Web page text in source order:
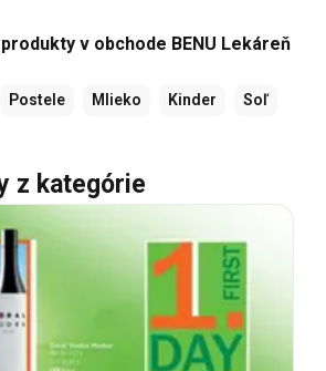
v obchode BENU Lekáreň
Postele Mlieko Kinder Soľ
z kategórie